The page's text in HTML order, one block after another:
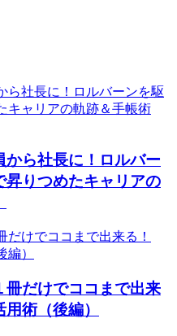
から社長に！ロルバー
昇りつめたキャリアの
冊だけでココまで出来
術（後編）